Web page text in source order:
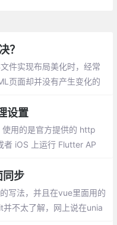
？
件实现布局美化时，经常
页面却并没有产生变化的
设置
用的是官方提供的 http
者 iOS 上运行 Flutter AP
同步
写法，并且在vue里面用的
不太了解，网上说在unia